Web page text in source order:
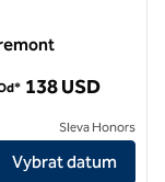
by Hilton Newark-
138 USD
Sleva Honors
Vybrat datum